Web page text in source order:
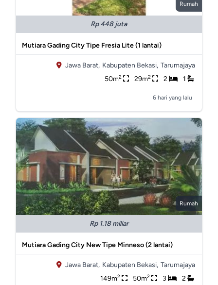
Rumah
Rp 448 juta
Mutiara Gading City Tipe Fresia Lite (1 lantai)
Jawa Barat, Kabupaten Bekasi, Tarumajaya
50m2 29m2 2 1
6 hari yang lalu
Rumah
Rp 1.18 miliar
Mutiara Gading City New Tipe Minneso (2 lantai)
Jawa Barat, Kabupaten Bekasi, Tarumajaya
149m2 50m2 3 2